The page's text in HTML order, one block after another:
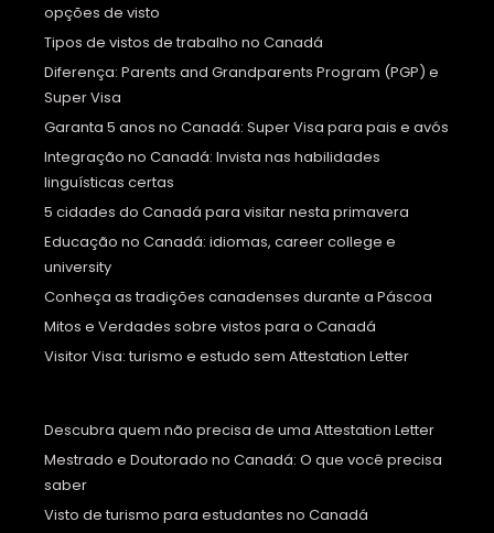
opções de visto
Tipos de vistos de trabalho no Canadá
Diferença: Parents and Grandparents Program (PGP) e
Super Visa
Garanta 5 anos no Canadá: Super Visa para pais e avós
Integração no Canadá: Invista nas habilidades
linguísticas certas
5 cidades do Canadá para visitar nesta primavera
Educação no Canadá: idiomas, career college e
university
Conheça as tradições canadenses durante a Páscoa
Mitos e Verdades sobre vistos para o Canadá
Visitor Visa: turismo e estudo sem Attestation Letter
Descubra quem não precisa de uma Attestation Letter
Mestrado e Doutorado no Canadá: O que você precisa
saber
Visto de turismo para estudantes no Canadá